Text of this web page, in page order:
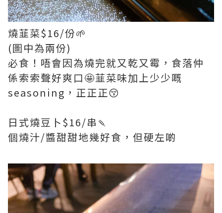
燒韮菜$16/份🌱
(圖中為兩份)
必食！唔會因為燒完就又乾又霉，食落仲
係索索聲好爽口🤩韮菜味加上少少嘅
seasoning，正正正😚
日式燒豆卜$16/串🍡
個燒汁/醬甜甜地幾好食，但硬左啲